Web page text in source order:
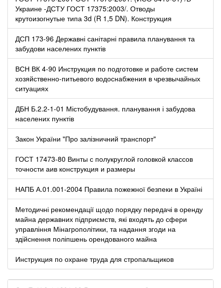
Украине -ДСТУ ГОСТ 17375:2003/. Отводы
крутоизогнутые типа 3d (R 1,5 DN). Конструкция
ДСП 173-96 Державні санітарні правила планування та
забудови населених пунктів
ВСН ВК 4-90 Инструкция по подготовке и работе систем
хозяйственно-питьевого водоснабжения в чрезвычайных
ситуациях
ДБН Б.2.2-1-01 Містобудування. планування і забудова
населених пунктів
Закон України "Про залізничний транспорт"
ГОСТ 17473-80 Винты с полукруглой головкой классов
точности аив конструкция и размеры
НАПБ А.01.001-2004 Правила пожежної безпеки в Україні
Методичні рекомендації щодо порядку передачі в оренду
майна державних підприємств, які входять до сфери
управління Мінагрополітики, та надання згоди на
здійснення поліпшень орендованого майна
Инструкция по охране труда для стропальщиков